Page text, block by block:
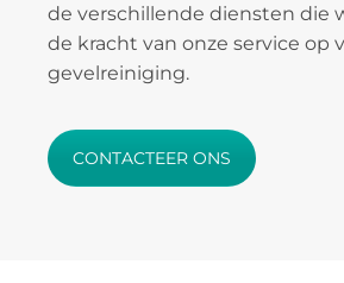
de verschillende diensten die
de kracht van onze service op
gevelreiniging.
CONTACTEER ONS